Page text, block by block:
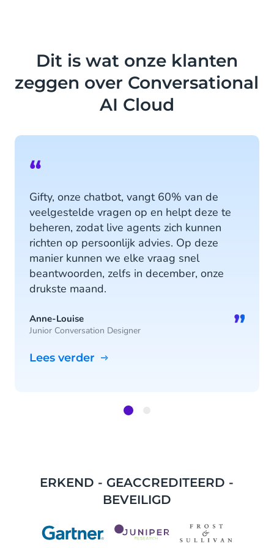
zodat jij het gesprek aan kan gaan op
de voorkeurskanalen van jouw
klanten.
Ontdek meer
Dit is wat onze klanten
zeggen over Conversational
AI Cloud
“
Gifty, onze chatbot, vangt 60% van de
veelgestelde vragen op en helpt deze te
beheren, zodat live agents zich kunnen
richten op persoonlijk advies. Op deze
manier kunnen we elke vraag snel
beantwoorden, zelfs in december, onze
drukste maand.
Anne-Louise
Junior Conversation Designer ”
Lees verder
ERKEND - GEACCREDITEERD -
BEVEILIGD